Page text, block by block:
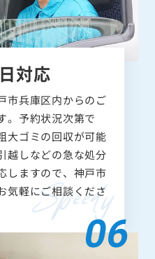
対応
市兵庫区内からのご
。予約状況次第で
大ゴミの回収が可能
越しなどの急な処分
しますので、神戸市
気軽にご相談くださ